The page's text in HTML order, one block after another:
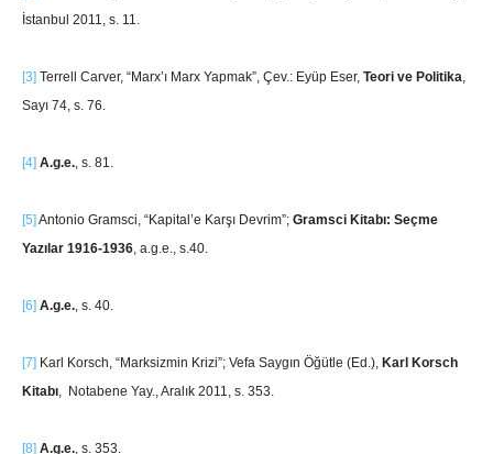
İstanbul 2011, s. 11.
[3] Terrell Carver, “Marx’ı Marx Yapmak”, Çev.: Eyüp Eser, Teori ve Politika,
Sayı 74, s. 76.
[4] A.g.e., s. 81.
[5] Antonio Gramsci, “Kapital’e Karşı Devrim”; Gramsci Kitabı: Seçme
Yazılar 1916-1936, a.g.e., s.40.
[6] A.g.e., s. 40.
[7] Karl Korsch, “Marksizmin Krizi”; Vefa Saygın Öğütle (Ed.), Karl Korsch
Kitabı, Notabene Yay., Aralık 2011, s. 353.
[8] A.g.e., s. 353.